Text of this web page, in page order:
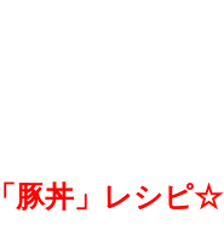
豚丼」レシピ☆